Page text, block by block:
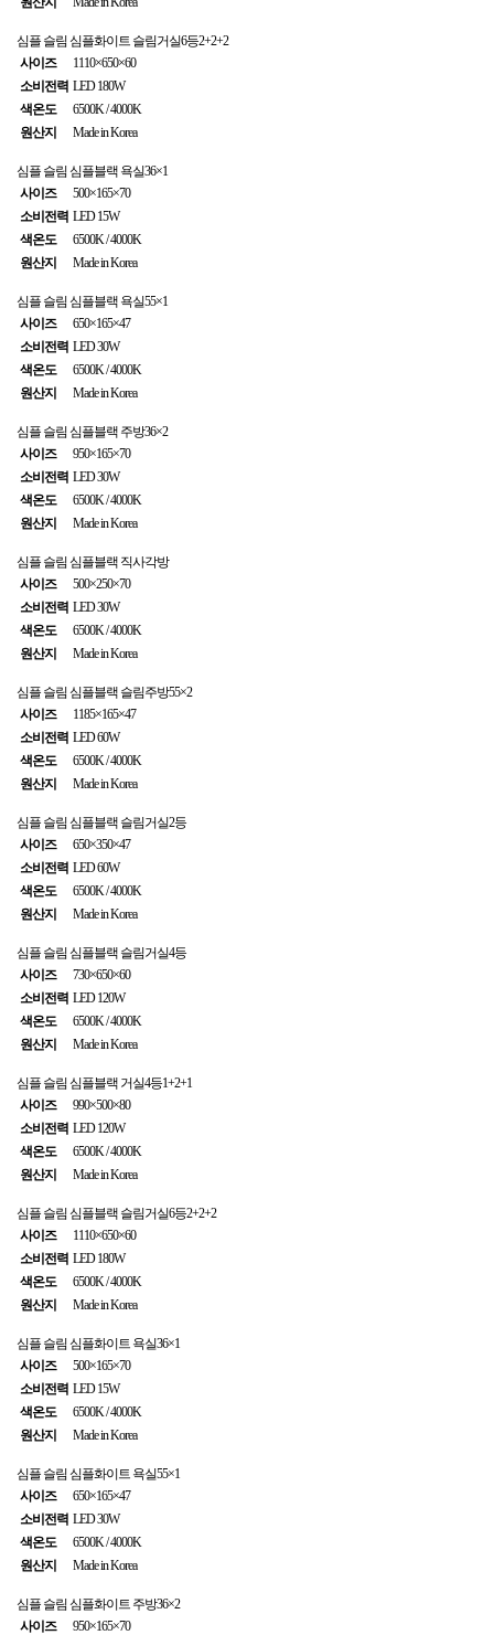
심플 슬림 심플화이트 슬림거실6등2+2+2
사이즈
1110×650×60
소비전력 LED 180W
색온도
6500K / 4000K
원산지
Made in Korea
심플 슬림 심플블랙 욕실36×1
사이즈
500×165×70
소비전력 LED 15W
색온도
6500K / 4000K
원산지
Made in Korea
심플 슬림 심플블랙 욕실55×1
사이즈
650×165×47
소비전력 LED 30W
색온도
6500K / 4000K
원산지
Made in Korea
심플 슬림 심플블랙 주방36×2
사이즈
950×165×70
소비전력 LED 30W
색온도
6500K / 4000K
원산지
Made in Korea
심플 슬림 심플블랙 직사각방
사이즈
500×250×70
소비전력 LED 30W
색온도
6500K / 4000K
원산지
Made in Korea
심플 슬림 심플블랙 슬림주방55×2
사이즈
1185×165×47
소비전력 LED 60W
색온도
6500K / 4000K
원산지
Made in Korea
심플 슬림 심플블랙 슬림거실2등
사이즈
650×350×47
소비전력 LED 60W
색온도
6500K / 4000K
원산지
Made in Korea
심플 슬림 심플블랙 슬림거실4등
사이즈
730×650×60
소비전력 LED 120W
색온도
6500K / 4000K
원산지
Made in Korea
심플 슬림 심플블랙 거실4등1+2+1
사이즈
990×500×80
소비전력 LED 120W
색온도
6500K / 4000K
원산지
Made in Korea
심플 슬림 심플블랙 슬림거실6등2+2+2
사이즈
1110×650×60
소비전력 LED 180W
색온도
6500K / 4000K
원산지
Made in Korea
심플 슬림 심플화이트 욕실36×1
사이즈
500×165×70
소비전력 LED 15W
색온도
6500K / 4000K
원산지
Made in Korea
심플 슬림 심플화이트 욕실55×1
사이즈
650×165×47
소비전력 LED 30W
색온도
6500K / 4000K
원산지
Made in Korea
심플 슬림 심플화이트 주방36×2
사이즈
950×165×70